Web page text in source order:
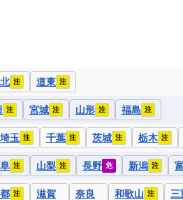
注 道東 注
注 宮城 注 山形 注 福島 注
埼玉 注 千葉 注 茨城 注 栃木 注
注 山梨 注 長野 危 新潟 注
注 滋賀 奈良 和歌山 注 三